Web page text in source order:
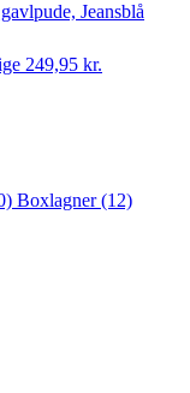
Jeansblå
249,95 kr.
Boxlagner(12)